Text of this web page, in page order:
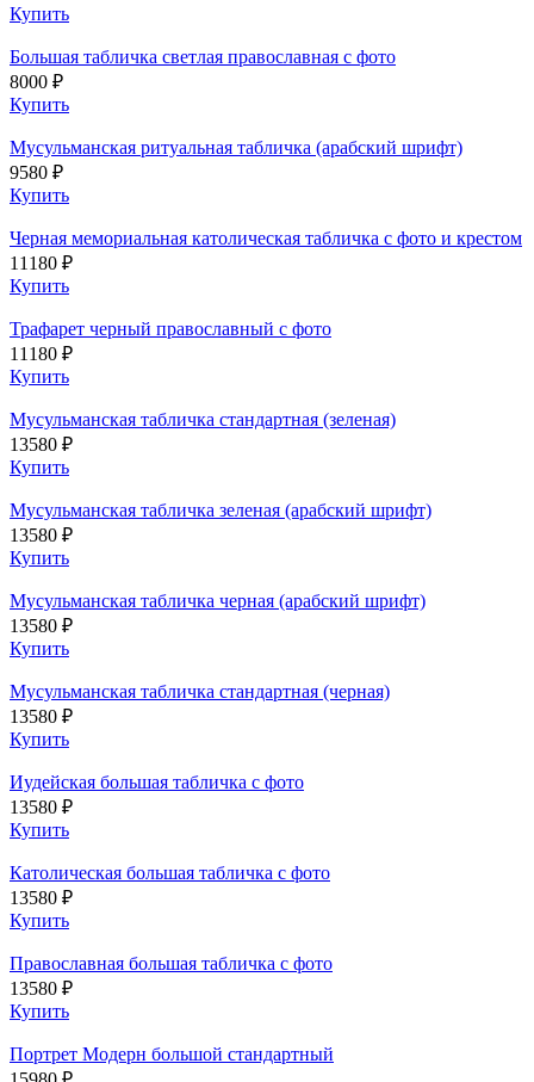
Купить
Большая табличка светлая православная с фото
8000 ₽
Купить
Мусульманская ритуальная табличка (арабский шрифт)
9580 ₽
Купить
Черная мемориальная католическая табличка с фото и крестом
11180 ₽
Купить
Трафарет черный православный с фото
11180 ₽
Купить
Мусульманская табличка стандартная (зеленая)
13580 ₽
Купить
Мусульманская табличка зеленая (арабский шрифт)
13580 ₽
Купить
Мусульманская табличка черная (арабский шрифт)
13580 ₽
Купить
Мусульманская табличка стандартная (черная)
13580 ₽
Купить
Иудейская большая табличка с фото
13580 ₽
Купить
Католическая большая табличка с фото
13580 ₽
Купить
Православная большая табличка с фото
13580 ₽
Купить
Портрет Модерн большой стандартный